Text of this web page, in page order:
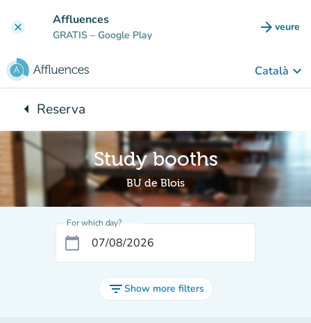
clear Affluences
GRATIS – Google Play arrow_forward veure
(new
Català keyboard_arrow_down
arrow_leftBack to:
Reserva
Study booths
BU de Blois
For which day?
calendar_today
filter_listShow more filters